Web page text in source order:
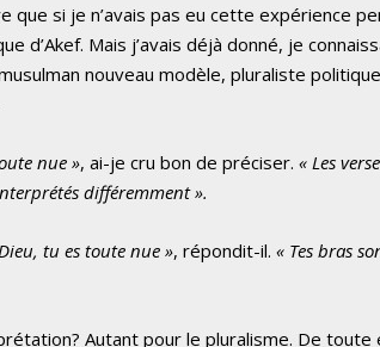
que si je n’avais pas eu cette expérience
d’Akef. Mais j’avais déjà donné, je
nouveau modèle, pluraliste
nue », ai-je cru bon de préciser.« Les
différemment ».
tu es toute nue », répondit-il.« Tes bras
Autant pour le pluralisme. De